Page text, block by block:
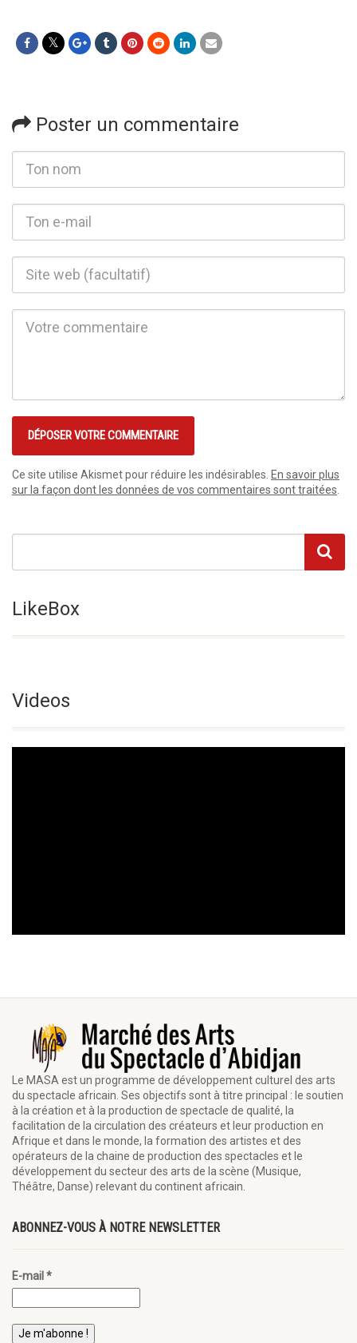
Poster un commentaire
Ce site utilise Akismet pour réduire les indésirables. En savoir plus
sur la façon dont les données de vos commentaires sont traitées
LikeBox
Videos
Le MASA est un programme de développement culturel des arts
du spectacle africain. Ses objectifs sont à titre principal : le soutien
à la création et à la production de spectacle de qualité, la
facilitation de la circulation des créateurs et leur production en
Afrique et dans le monde, la formation des artistes et des
opérateurs de la chaine de production des spectacles et le
développement du secteur des arts de la scène (Musique,
Théâtre, Danse) relevant du continent africain.
ABONNEZ-VOUS À NOTRE NEWSLETTER
E-mail *